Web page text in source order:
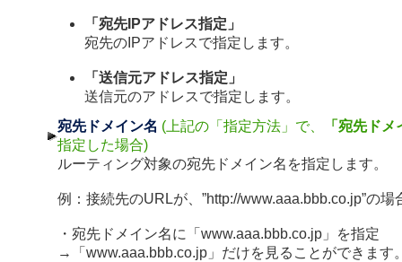
「宛先IPアドレス指定」
宛先のIPアドレスで指定します。
「送信元アドレス指定」
送信元のアドレスで指定します。
宛先ドメイン名 (上記の「指定方法」で、
「宛先ド
指定した場合)
ルーティング対象の宛先ドメイン名を指定します。
例：接続先のURLが、”http://www.aaa.bbb.co.jp”の場
・宛先ドメイン名に「www.aaa.bbb.co.jp」を指定
→「www.aaa.bbb.co.jp」だけを見ることができます